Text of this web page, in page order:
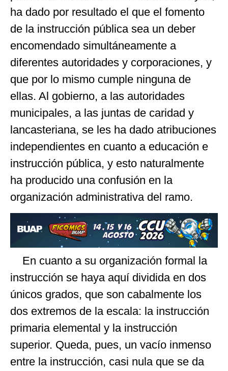
ha dado por resultado el que el fomento
de la instrucción pública sea un deber
encomendado simultáneamente a
diferentes autoridades y corporaciones, y
que por lo mismo cumple ninguna de
ellas. Al gobierno, a las autoridades
municipales, a las juntas de caridad y
lancasteriana, se les ha dado atribuciones
independientes en cuanto a educación e
instrucción pública, y esto naturalmente
ha producido una confusión en la
organización administrativa del ramo.
En cuanto a su organización formal la
instrucción se haya aquí dividida en dos
únicos grados, que son cabalmente los
dos extremos de la escala: la instrucción
primaria elemental y la instrucción
superior. Queda, pues, un vacío inmenso
entre la instrucción, casi nula que se da